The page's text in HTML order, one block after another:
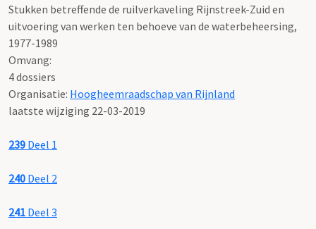
Stukken betreffende de ruilverkaveling Rijnstreek-Zuid en
uitvoering van werken ten behoeve van de waterbeheersing,
1977-1989
Omvang:
4 dossiers
Organisatie: Hoogheemraadschap van Rijnland
laatste wijziging 22-03-2019
239 Deel 1
240 Deel 2
241 Deel 3